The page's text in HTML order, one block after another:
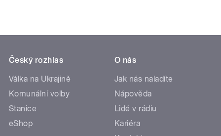
Český rozhlas
Válka na Ukrajině
Komunální volby
Stanice
eShop
O nás
Jak nás naladíte
Nápověda
Lidé v rádiu
Kariéra